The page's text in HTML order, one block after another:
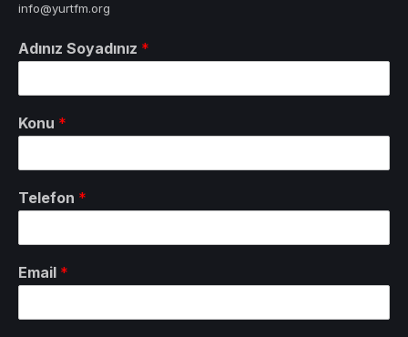
info@yurtfm.org
Adınız Soyadınız *
Konu *
Telefon *
Email *